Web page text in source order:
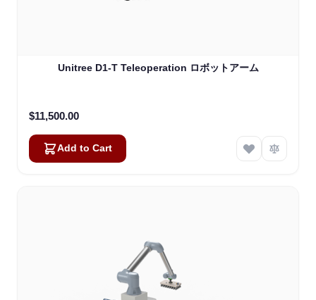
Unitree D1-T Teleoperation ロボットアーム
$11,500.00
Add to Cart